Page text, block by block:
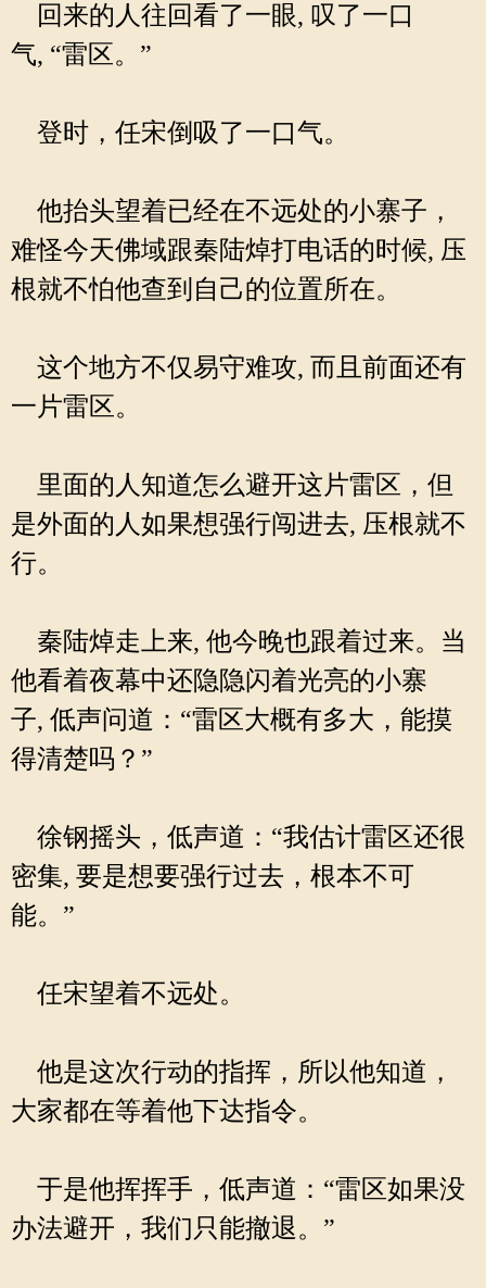
回来的人往回看了一眼, 叹了一口
气, “雷区。”
登时，任宋倒吸了一口气。
他抬头望着已经在不远处的小寨子，
难怪今天佛域跟秦陆焯打电话的时候, 压
根就不怕他查到自己的位置所在。
这个地方不仅易守难攻, 而且前面还有
一片雷区。
里面的人知道怎么避开这片雷区，但
是外面的人如果想强行闯进去, 压根就不
行。
秦陆焯走上来, 他今晚也跟着过来。当
他看着夜幕中还隐隐闪着光亮的小寨
子, 低声问道：“雷区大概有多大，能摸
得清楚吗？”
徐钢摇头，低声道：“我估计雷区还很
密集, 要是想要强行过去，根本不可
能。”
任宋望着不远处。
他是这次行动的指挥，所以他知道，
大家都在等着他下达指令。
于是他挥挥手，低声道：“雷区如果没
办法避开，我们只能撤退。”